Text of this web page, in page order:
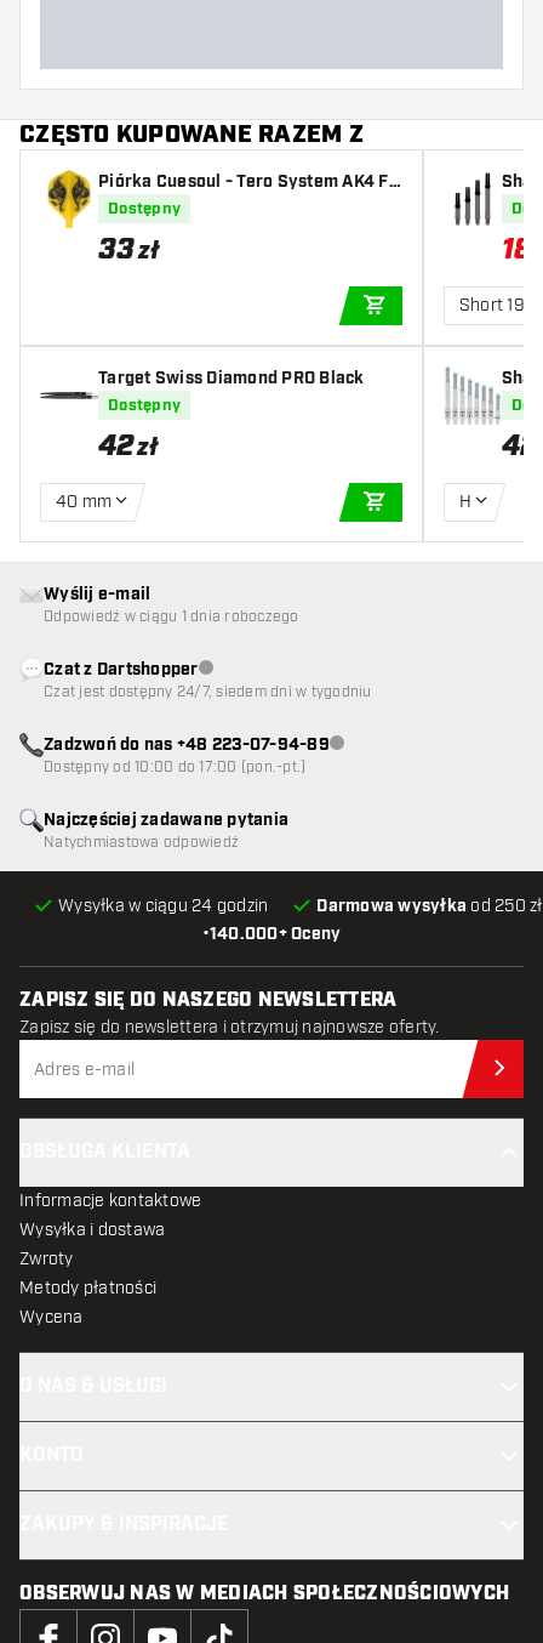
CZĘSTO KUPOWANE RAZEM Z
Piórka Cuesoul - Tero System AK4 Fl
ower - Yellow Standard
Dostępny
33zł
DODAJ DO
Target Swiss Diamond PRO Black
Dostępny
42zł
40 mm
DODAJ DO
ht
18
Short 190
42
H
•140.000+ Oceny
Wysyłka w ciągu 24 godzin Darmowa wysyłka od 250
Najczęściej zadawane pytania
Natychmiastowa odpowiedź
Wyślij e-mail
Odpowiedź w ciągu 1 dnia roboczego
Czat z DartshopperObsługa klienta niedostępna
Czat jest dostępny 24/7, siedem dni w tygodniu
Zadzwoń do nas +48 223-07-94-89Obsługa klienta niedostępna
Dostępny od 10:00 do 17:00 (pon.-pt.)
ZAPISZ SIĘ DO NASZEGO NEWSLETTERA
Zapisz się do newslettera i otrzymuj najnowsze oferty.
Informacje kontaktowe
Wysyłka i dostawa
Zwroty
Metody płatności
Wycena
OBSERWUJ NAS W MEDIACH SPOŁECZNOŚCIOWYCH